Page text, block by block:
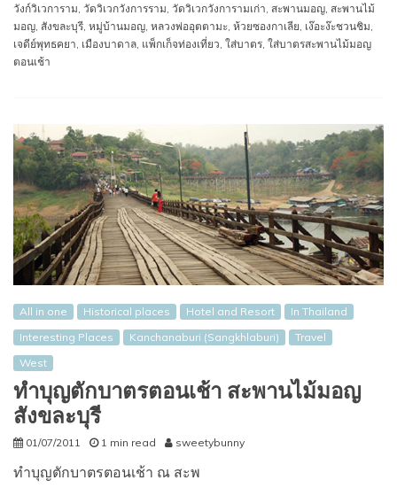
วังก์วิเวการาม, วัดวิเวกวังการราม, วัดวิเวกวังการามเก่า, สะพานมอญ, สะพานไม้
มอญ, สังขละบุรี, หมู่บ้านมอญ, หลวงพ่ออุตตามะ, ห้วยซองกาเลีย, เง๊อะง๊ะชวนชิม,
เจดีย์พุทธคยา, เมืองบาดาล, แพ็กเก็จท่องเที่ยว, ใส่บาตร, ใส่บาตรสะพานไม้มอญ
ตอนเช้า
All in one Historical places Hotel and Resort
In Thailand
Interesting Places
Kanchanaburi (Sangkhlaburi)
Travel
West
ทำบุญตักบาตรตอนเช้า สะพานไม้มอญ
สังขละบุรี
01/07/2011 1 min read sweetybunny
ทำบุญตักบาตรตอนเช้า ณ สะพ